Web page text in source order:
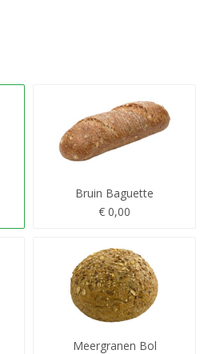
Bruin Baguette
€ 0,00
Meergranen Bol